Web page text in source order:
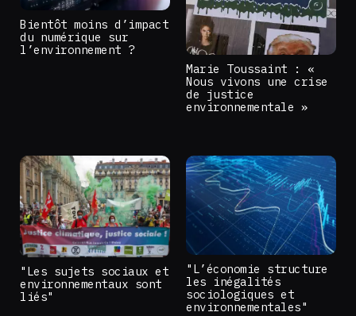
Bientôt moins d’impact
du numérique sur
l’environnement ?
Marie Toussaint : «
Nous vivons une crise
de justice
environnementale »
"Les sujets sociaux et
environnementaux sont
liés"
"L’économie structure
les inégalités
sociologiques et
environnementales"